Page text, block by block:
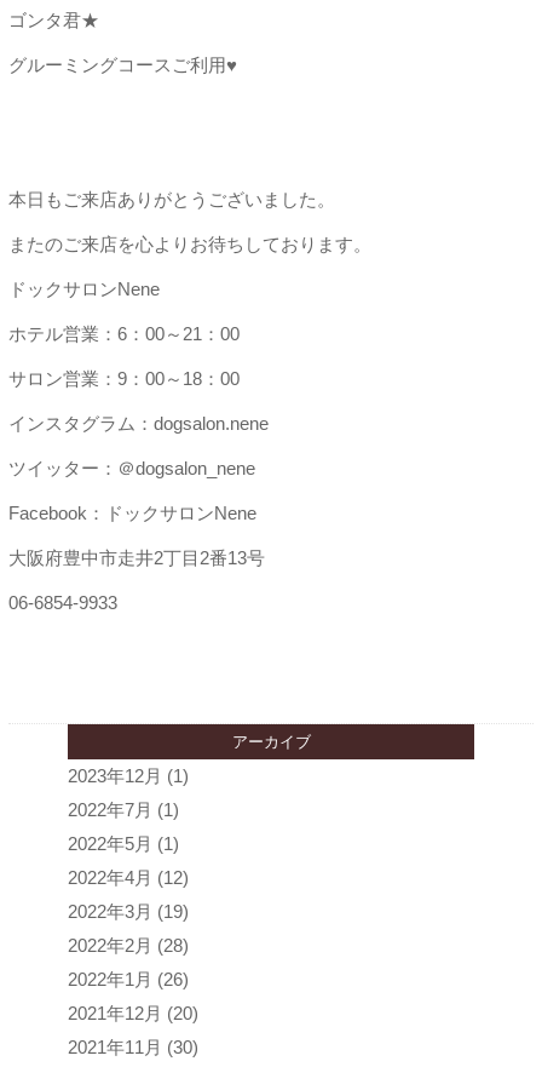
ゴンタ君★
グルーミングコースご利用♥
本日もご来店ありがとうございました。
またのご来店を心よりお待ちしております。
ドックサロンNene
ホテル営業：6：00～21：00
サロン営業：9：00～18：00
インスタグラム：dogsalon.nene
ツイッター：＠dogsalon_nene
Facebook：ドックサロンNene
大阪府豊中市走井2丁目2番13号
06-6854-9933
アーカイブ
2023年12月 (1)
2022年7月 (1)
2022年5月 (1)
2022年4月 (12)
2022年3月 (19)
2022年2月 (28)
2022年1月 (26)
2021年12月 (20)
2021年11月 (30)